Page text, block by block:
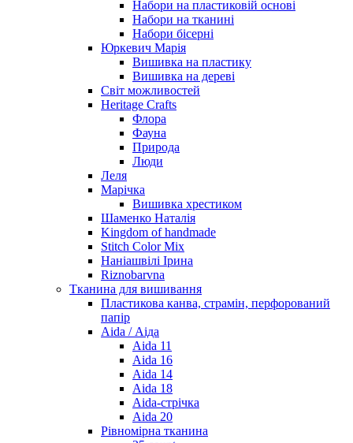
Набори на пластиковій основі
Набори на тканині
Набори бісерні
Юркевич Марія
Вишивка на пластику
Вишивка на дереві
Світ можливостей
Heritage Crafts
Флора
Фауна
Природа
Люди
Леля
Марічка
Вишивка хрестиком
Шаменко Наталія
Kingdom of handmade
Stitch Color Mix
Наніашвілі Ірина
Riznobarvna
Тканина для вишивання
Пластикова канва, страмін, перфорований
папір
Aida / Аіда
Aida 11
Aida 16
Aida 14
Aida 18
Aida-стрічка
Aida 20
Рівномірна тканина